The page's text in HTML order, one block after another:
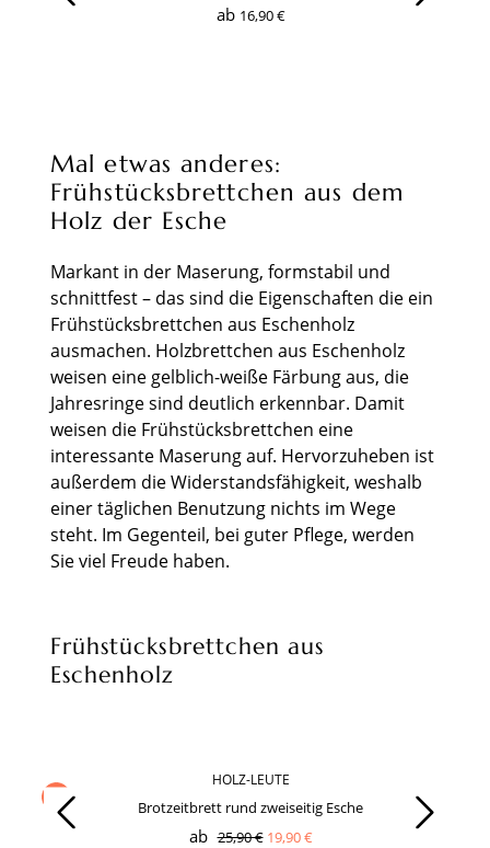
ab 16,90 €
Mal etwas anderes:
Frühstücksbrettchen aus dem
Holz der Esche
Markant in der Maserung, formstabil und
schnittfest – das sind die Eigenschaften die ein
Frühstücksbrettchen aus Eschenholz
ausmachen. Holzbrettchen aus Eschenholz
weisen eine gelblich-weiße Färbung aus, die
Jahresringe sind deutlich erkennbar. Damit
weisen die Frühstücksbrettchen eine
interessante Maserung auf. Hervorzuheben ist
außerdem die Widerstandsfähigkeit, weshalb
einer täglichen Benutzung nichts im Wege
steht. Im Gegenteil, bei guter Pflege, werden
Sie viel Freude haben.
Frühstücksbrettchen aus
Eschenholz
Produktgalerie überspringen
-23%
HOLZ-LEUTE
Brotzeitbrett rund zweiseitig Esche
ab 25,90 € 19,90 €